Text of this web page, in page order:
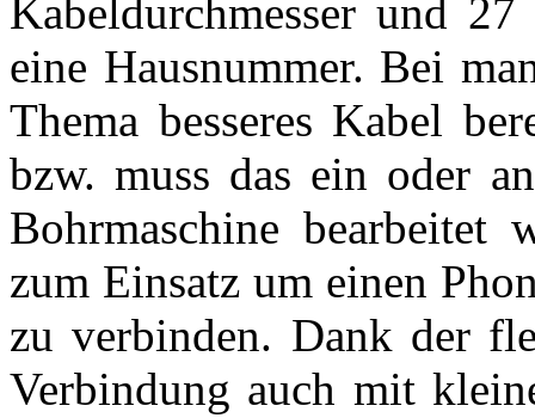
Kabeldurchmesser und
eine Hausnummer. Bei
Thema besseres Kabel
bzw. muss das ein oder
Bohrmaschine
zum Einsatz um einen
zu verbinden. Dank der
Verbindung auch mit